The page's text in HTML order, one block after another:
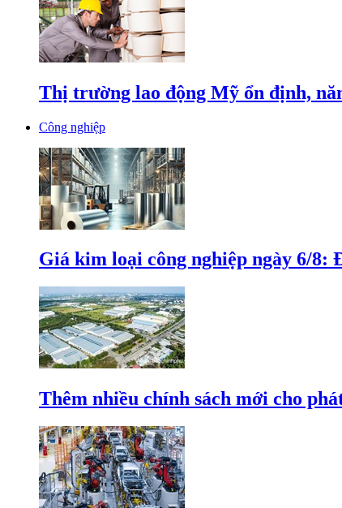
Thị trường lao động Mỹ ổn định,
Công nghiệp
Giá kim loại công nghiệp ngày 6/8:
Thêm nhiều chính sách mới cho